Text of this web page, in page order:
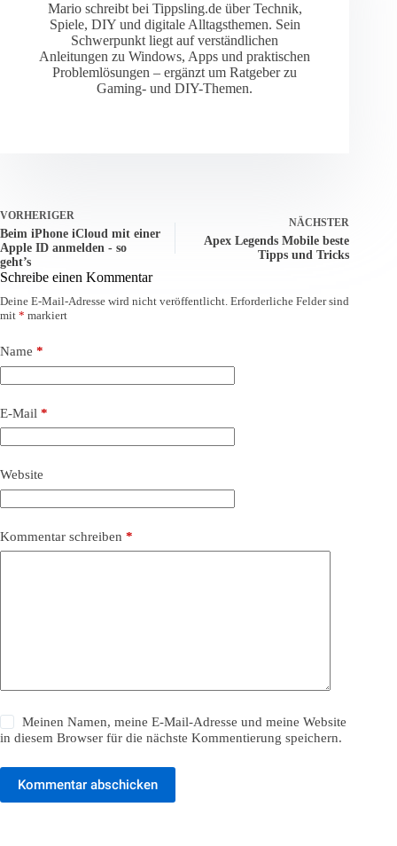
Mario schreibt bei Tippsling.de über Technik,
Spiele, DIY und digitale Alltagsthemen. Sein
Schwerpunkt liegt auf verständlichen
Anleitungen zu Windows, Apps und praktischen
Problemlösungen – ergänzt um Ratgeber zu
Gaming- und DIY-Themen.
VORHERIGER
Beim iPhone iCloud mit einer
Apple ID anmelden - so
geht’s
NÄCHSTER
Apex Legends Mobile beste
Tipps und Tricks
Schreibe einen Kommentar
Deine E-Mail-Adresse wird nicht veröffentlicht. Erforderliche Felder sind
mit * markiert
Name *
E-Mail *
Website
Kommentar schreiben *
Meinen Namen, meine E-Mail-Adresse und meine Website
in diesem Browser für die nächste Kommentierung speichern.
Kommentar abschicken